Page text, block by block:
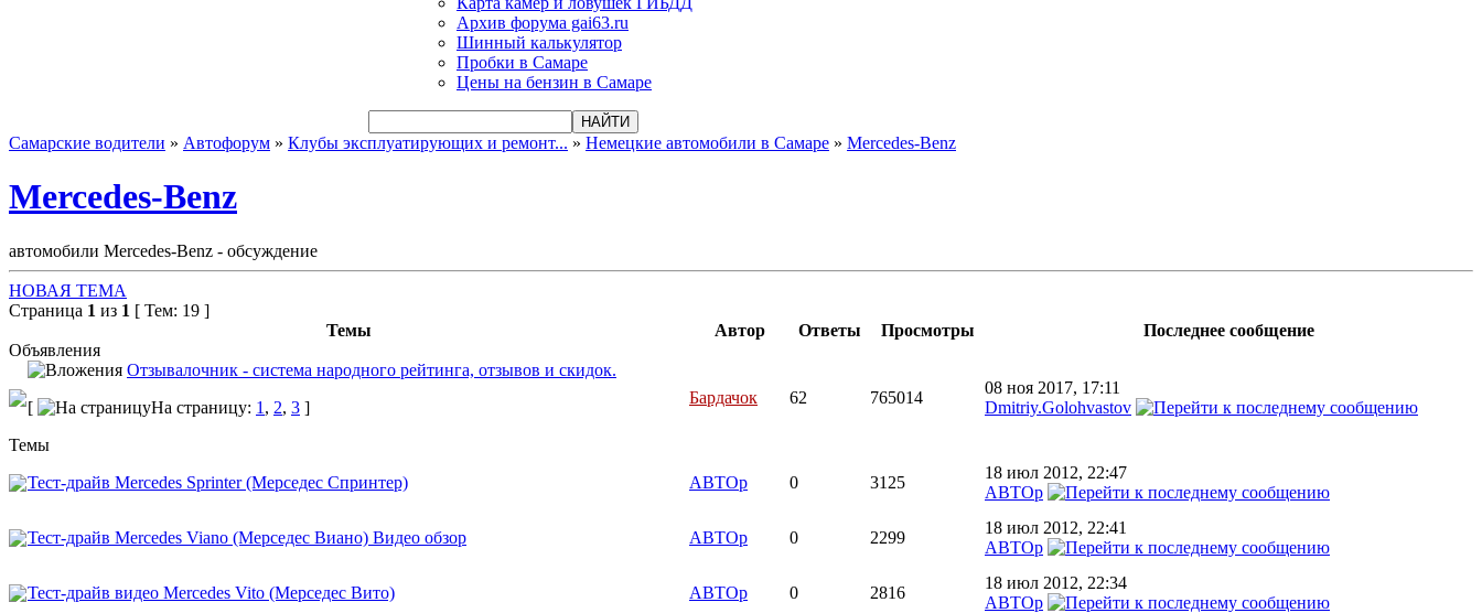
Архив форума gai63.ru
Шинный калькулятор
Пробки в Самаре
Цены на бензин в Самаре
Самарские водители » Автофорум » Клубы эксплуатирующих и ремонт... » Немецкие автомобили в Самаре » Mercedes-Benz
Mercedes-Benz
автомобили Mercedes-Benz - обсуждение
НОВАЯ ТЕМА
Страница 1 из 1 [ Тем: 19 ]
Темы
Автор Ответы Просмотры
Последнее сообщение
Объявления
Отзывалочник - система народного рейтинга, отзывов и скидок.
[
На страницу: 1 , 2, 3 ]
Бардачок 62 765014
08 ноя 2017, 17:11
Dmitriy.Golohvastov
Темы
Тест-драйв Mercedes Sprinter (Мерседес Спринтер)
АВТОр 0 3125
18 июл 2012, 22:47
АВТОр
Тест-драйв Mercedes Viano (Мерседес Виано) Видео обзор АВТОр 0 2299
18 июл 2012, 22:41
АВТОр
Тест-драйв видео Mercedes Vito (Мерседес Вито) АВТОр 0 2816
18 июл 2012, 22:34
АВТОр